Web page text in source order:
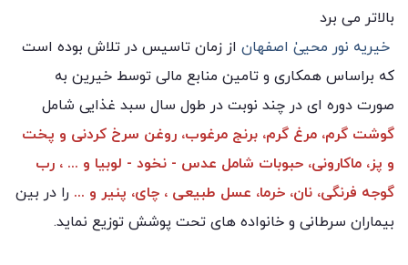
بالاتر می برد
خیریه نور محییٰ اصفهان از زمان تاسیس در تلاش بوده است
که براساس همکاری و تامین منابع مالی توسط خیرین به
صورت دوره ای در چند نوبت در طول سال سبد غذایی شامل
گوشت گرم، مرغ گرم، برنج مرغوب، روغن سرخ کردنی و پخت
و پز، ماکارونی، حبوبات شامل عدس - نخود - لوبیا و ... ، رب
گوجه فرنگی، نان، خرما، عسل طبیعی ، چای، پنیر و ... را در بین
بیماران سرطانی و خانواده های تحت پوشش توزیع نماید.